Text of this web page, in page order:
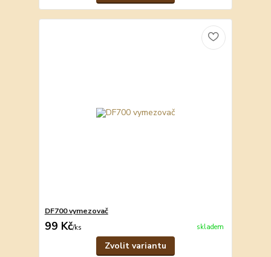
DF700 vymezovač
99 Kč/ks skladem
Zvolit variantu